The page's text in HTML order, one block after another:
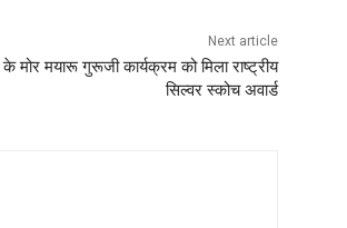
Next article
मोर मयारू गुरूजी कार्यक्रम को मिला राष्ट्रीय
सिल्वर स्कोच अवार्ड